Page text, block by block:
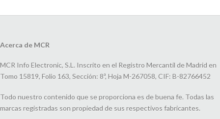
Acerca de MCR
MCR Info Electronic, S.L. Inscrito en el Registro Mercantil de Madrid en
Tomo 15819, Folio 163, Sección: 8ª, Hoja M-267058, CIF: B-82766452
Todo nuestro contenido que se proporciona es de buena fe. Todas las
marcas registradas son propiedad de sus respectivos fabricantes.